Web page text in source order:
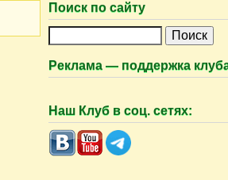
Поиск по сайту
и
к
Реклама — поддержка
Наш Клуб в соц. сетях: